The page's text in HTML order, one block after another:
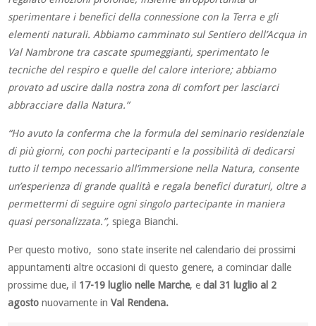
sperimentare i benefici della connessione con la Terra e gli
elementi naturali. Abbiamo camminato sul Sentiero dell’Acqua in
Val Nambrone tra cascate spumeggianti, sperimentato le
tecniche del respiro e quelle del calore interiore; abbiamo
provato ad uscire dalla nostra zona di comfort per lasciarci
abbracciare dalla Natura.”
“Ho avuto la conferma che la formula del seminario residenziale
di più giorni, con pochi partecipanti e la possibilità di dedicarsi
tutto il tempo necessario all’immersione nella Natura, consente
un’esperienza di grande qualità e regala benefici duraturi, oltre a
permettermi di seguire ogni singolo partecipante in maniera
quasi personalizzata.”,spiega Bianchi.
Per questo motivo, sono state inserite nel calendario dei prossimi
appuntamenti altre occasioni di questo genere, a cominciar dalle
prossime due, il 17-19 luglio nelle Marche, edal 31 luglio al 2
agosto nuovamente inVal Rendena.